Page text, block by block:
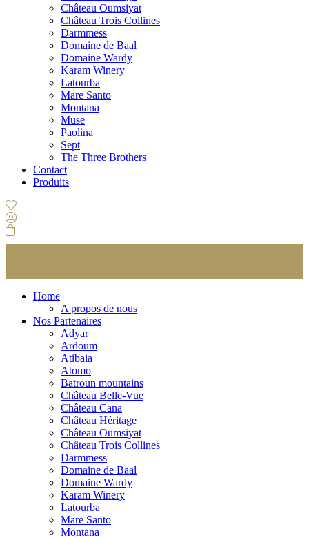
Château Oumsiyat
Château Trois Collines
Darmmess
Domaine de Baal
Domaine Wardy
Karam Winery
Latourba
Mare Santo
Montana
Muse
Paolina
Sept
The Three Brothers
Contact
Produits
Home
A propos de nous
Nos Partenaires
Adyar
Ardoum
Atibaia
Atomo
Batroun mountains
Château Belle-Vue
Château Cana
Château Héritage
Château Oumsiyat
Château Trois Collines
Darmmess
Domaine de Baal
Domaine Wardy
Karam Winery
Latourba
Mare Santo
Montana